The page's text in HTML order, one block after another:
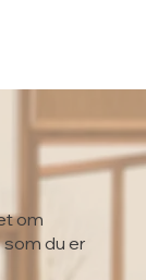
om
du er